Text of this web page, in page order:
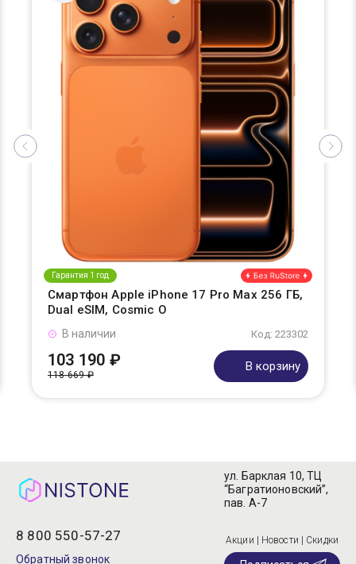
Гарантия 1 год
Смартфон Apple iPhone 17 Pro Max 256 ГБ,
Dual eSIM, Cosmic O
Код: 223302
В наличии
103 190 ₽
118 669 ₽
В корзину
8 800 550-57-27
Обратный звонок
ул. Барклая 10, ТЦ
“Багратионовский”,
пав. А-7
Акции | Новости | Скидки